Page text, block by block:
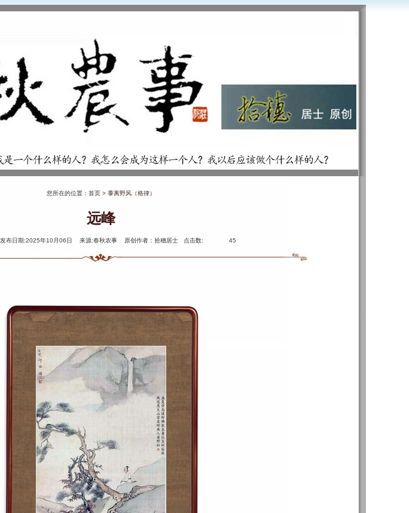
您所在的位置： 首页 > 黍离野风（格律）
远峰
发布日期:2025年10月06日 来源:春秋农事 原创作者：拾穗居士 点击数: 45